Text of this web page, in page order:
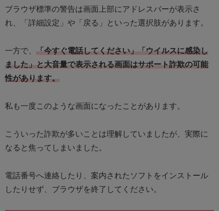
ブラウザ標準の警告は画面上部にアドレスバーが表示さ
れ、「詳細設定」や「戻る」といった選択肢があります。
一方で、 「今すぐ電話してください」「ウイルスに感染し
ました」と大音量で表示される画面はサポート詐欺の可能
性があります。
私も一度このような画面になったことがあります。
こういった詐欺が多いことは理解していましたが、実際に
なると焦ってしまいました。
電話番号へ連絡したり、案内されたソフトをインストール
したりせず、ブラウザを終了してください。